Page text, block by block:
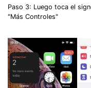
Paso 3: Luego toca el
"Más Controles"